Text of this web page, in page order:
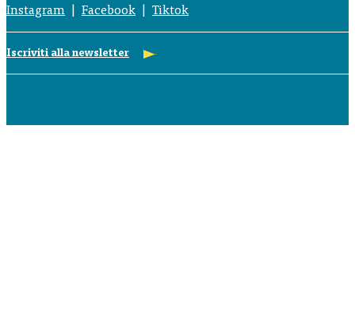
Instagram Facebook Tiktok
Iscriviti alla newsletter